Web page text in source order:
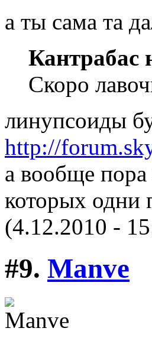
а ты сама та
Кантрабас
Скоро
линупсоиды
http://
а вообще пора
которых одни
(4.12.2010 -
#9. Manve